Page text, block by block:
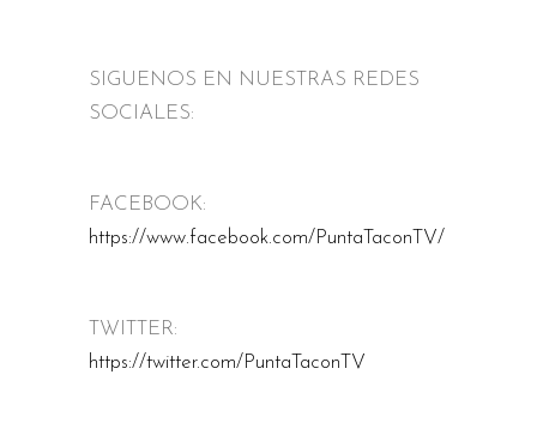
SIGUENOS EN NUESTRAS REDES
SOCIALES:
FACEBOOK:
https://www.facebook.com/PuntaTaconTV/
TWITTER:
https://twitter.com/PuntaTaconTV